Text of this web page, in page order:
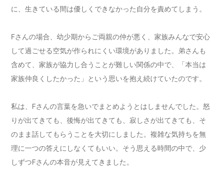
に、生きている間は優しくできなかった自分を責めてしまう。
Fさんの場合、幼少期からご両親の仲が悪く、家族みんなで安心
して過ごせる空気が作られにくい環境がありました。弟さんも
含めて、家族が協力し合うことが難しい関係の中で、「本当は
家族仲良くしたかった」という思いを抱え続けていたのです。
私は、Fさんの言葉を急いでまとめようとはしませんでした。怒
りが出てきても、後悔が出てきても、寂しさが出てきても、そ
のまま話してもらうことを大切にしました。複雑な気持ちを無
理に一つの答えにしなくてもいい。そう思える時間の中で、少
しずつFさんの本音が見えてきました。